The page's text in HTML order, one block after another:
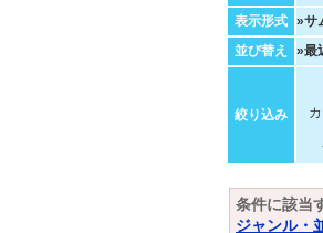
表示形式
»サ
並び替え
»最
絞り込み
条件に該当
ジャンル・